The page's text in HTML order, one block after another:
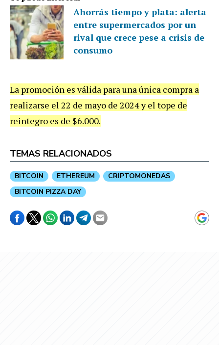
Ahorrás tiempo y plata: alerta
entre supermercados por un
rival que crece pese a crisis de
consumo
La promoción es válida para una única compra a
realizarse el 22 de mayo de 2024 y el tope de
reintegro es de $6.000.
TEMAS RELACIONADOS
BITCOIN ETHEREUM
CRIPTOMONEDAS
BITCOIN PIZZA DAY